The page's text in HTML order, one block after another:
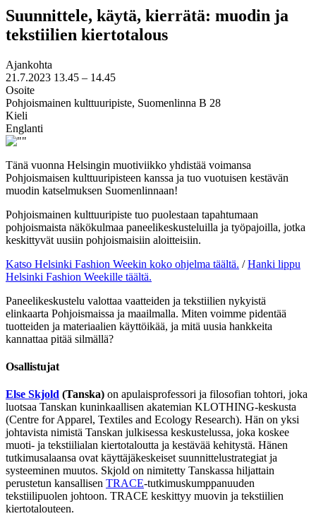
Suunnittele, käytä, kierrätä: muodin ja
tekstiilien kiertotalous
Ajankohta
21.7.2023 13.45 – 14.45
Osoite
Pohjoismainen kulttuuripiste, Suomenlinna B 28
Kieli
Englanti
Tänä vuonna Helsingin muotiviikko yhdistää voimansa
Pohjoismaisen kulttuuripisteen kanssa ja tuo vuotuisen kestävän
muodin katselmuksen Suomenlinnaan!
Pohjoismainen kulttuuripiste tuo puolestaan tapahtumaan
pohjoismaista näkökulmaa paneelikeskusteluilla ja työpajoilla, jotka
keskittyvät uusiin pohjoismaisiin aloitteisiin.
Katso Helsinki Fashion Weekin koko ohjelma täältä. /Hanki lippu
Helsinki Fashion Weekille täältä.
Paneelikeskustelu valottaa vaatteiden ja tekstiilien nykyistä
elinkaarta Pohjoismaissa ja maailmalla. Miten voimme pidentää
tuotteiden ja materiaalien käyttöikää, ja mitä uusia hankkeita
kannattaa pitää silmällä?
Osallistujat
Else Skjold (Tanska) on apulaisprofessori ja filosofian tohtori, joka
luotsaa Tanskan kuninkaallisen akatemian KLOTHING-keskusta
(Centre for Apparel, Textiles and Ecology Research). Hän on yksi
johtavista nimistä Tanskan julkisessa keskustelussa, joka koskee
muoti- ja tekstiilialan kiertotaloutta ja kestävää kehitystä. Hänen
tutkimusalaansa ovat käyttäjäkeskeiset suunnittelustrategiat ja
systeeminen muutos. Skjold on nimitetty Tanskassa hiljattain
perustetun kansallisen TRACE-tutkimuskumppanuuden
tekstiilipuolen johtoon. TRACE keskittyy muovin ja tekstiilien
kiertotalouteen.